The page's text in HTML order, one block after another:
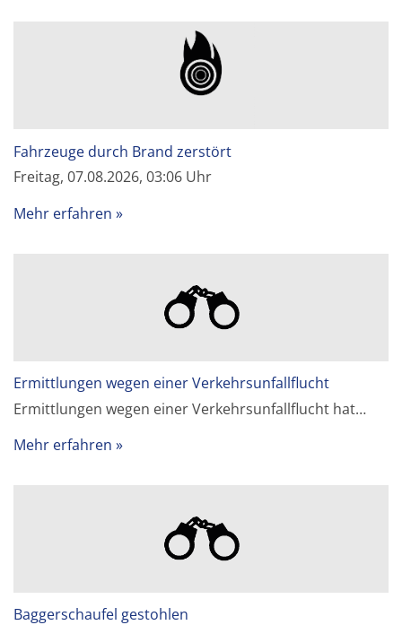
Fahrzeuge durch Brand zerstört
Freitag, 07.08.2026, 03:06 Uhr
Mehr erfahren
Ermittlungen wegen einer Verkehrsunfallflucht
Ermittlungen wegen einer Verkehrsunfallflucht hat…
Mehr erfahren
Baggerschaufel gestohlen